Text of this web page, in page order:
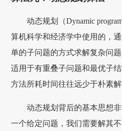
动态规划（Dynamic
算机科学和经济学中使用的，
单的子问题的方式求解复杂问
适用于有重叠子问题和最优子
方法所耗时间往往远少于朴素解
动态规划背后的基本思想
一个给定问题，我们需要解其